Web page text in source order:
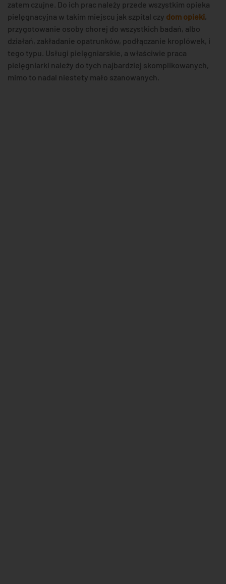
zatem czujne. Do ich prac należy przede wszystkim opieka
pielęgnacyjna w takim miejscu jak szpital czy dom opieki,
przygotowanie osoby chorej do wszystkich badań, albo
działań, zakładanie opatrunków, podłączanie kroplówek, i
tego typu. Usługi pielęgniarskie, a właściwie praca
pielęgniarki należy do tych najbardziej skomplikowanych,
mimo to nadal niestety mało szanowanych.